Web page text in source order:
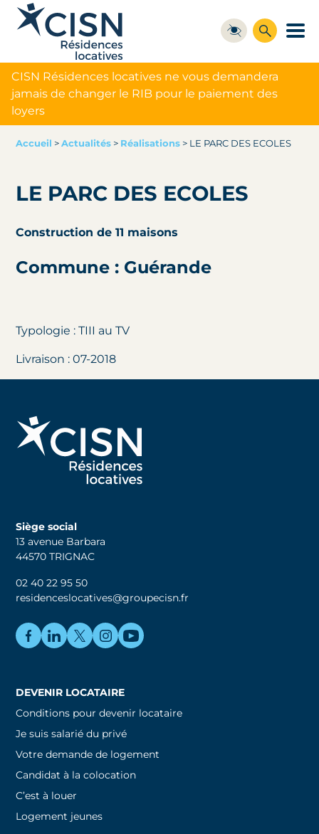
CISN Résidences locatives ne vous demandera
jamais de changer le RIB pour le paiement des
loyers
Accueil >Actualités > Réalisations > LE PARC DES ECOLES
LE PARC DES ECOLES
Construction de 11 maisons
Commune : Guérande
Typologie : TIII au TV
Livraison : 07-2018
Siège social
13 avenue Barbara
44570 TRIGNAC
02 40 22 95 50
residenceslocatives@groupecisn.fr
DEVENIR LOCATAIRE
Conditions pour devenir locataire
Je suis salarié du privé
Votre demande de logement
Candidat à la colocation
C’est à louer
Logement jeunes